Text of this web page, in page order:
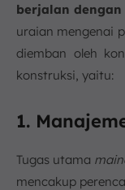
berjalan
uraian mengenai
diemban oleh
konstruksi, yaitu:
1.
Tugas utama
mencakup